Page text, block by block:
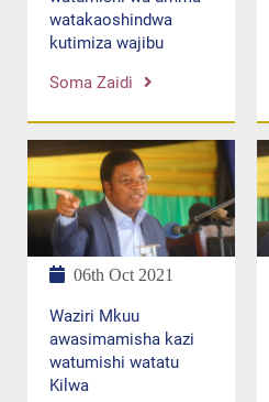
watakaoshindwa
kutimiza wajibu
Soma Zaidi
06th Oct 2021
Waziri Mkuu
awasimamisha kazi
watumishi watatu
Kilwa